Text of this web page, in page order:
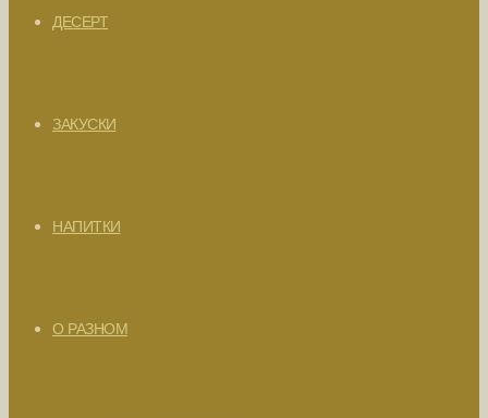
ДЕСЕРТ
ЗАКУСКИ
НАПИТКИ
О РАЗНОМ